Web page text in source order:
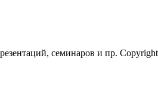
семинаров и пр.